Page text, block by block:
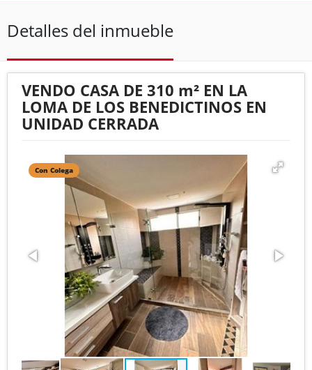
Detalles del inmueble
VENDO CASA DE 310 m² EN LA
LOMA DE LOS BENEDICTINOS EN
UNIDAD CERRADA
Con Colega